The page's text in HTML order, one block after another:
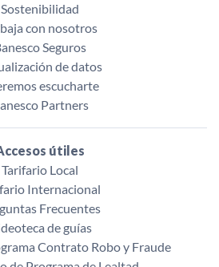
Sostenibilidad
con nosotros
Seguros
de datos
escucharte
Partners
útiles
Tarifario Local
Internacional
Frecuentes
de guías
Contrato Robo y Fraude